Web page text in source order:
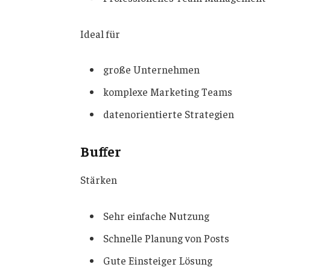
Ideal für
große Unternehmen
komplexe Marketing Teams
datenorientierte Strategien
Buffer
Stärken
Sehr einfache Nutzung
Schnelle Planung von Posts
Gute Einsteiger Lösung